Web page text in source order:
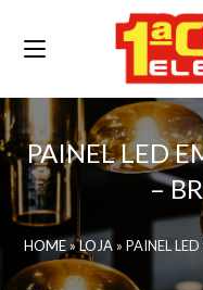
PAINEL LED
–
HOME »LOJA »PAINEL